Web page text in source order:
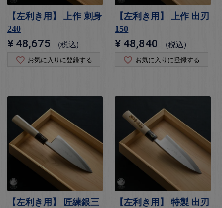
【左利き用】 上作 刺身
240
¥ 48,675 税込
お気に入りに登録する
【左利き用】 上作 出刃
150
¥ 48,840 税込
お気に入りに登録する
【左利き用】 匠練銀三
【左利き用】 特製 出刃